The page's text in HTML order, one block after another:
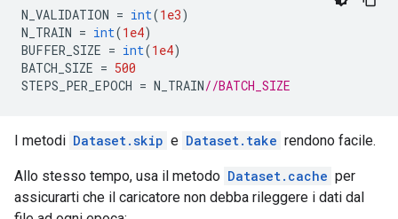
N_VALIDATION = int(1e3)
N_TRAIN = int(1e4)
BUFFER_SIZE = int(1e4)
BATCH_SIZE = 500
STEPS_PER_EPOCH = N_TRAIN//BATCH_SIZE
I metodi Dataset.skip e Dataset.take rendono facile.
Allo stesso tempo, usa il metodo Dataset.cache per
assicurarti che il caricatore non debba rileggere i dati dal